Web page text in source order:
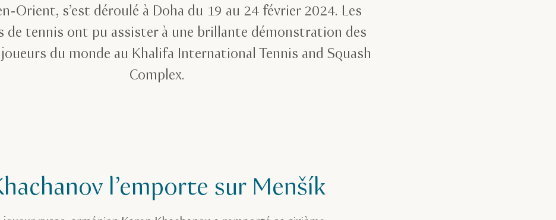
Orient, s’est déroulé à Doha du 19 au 24 février 2024. Les
de tennis ont pu assister à une brillante démonstration des
du monde au Khalifa International Tennis and Squash
Complex.
l’emporte sur Menšík